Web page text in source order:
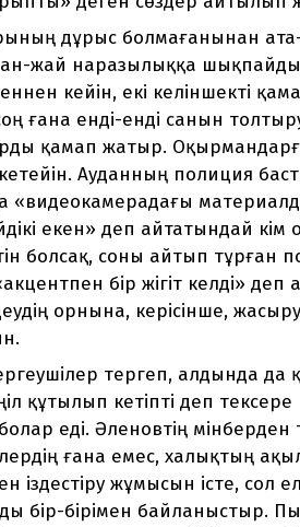
дұрыс болмағанынан
жай наразылыққа
кейін, екі келіншекті
ғана енді-енді санын
қамап жатыр. Оқырмандарға
Ауданның полиция
екен» деп айтатындай кім
болсақ, соны айтып тұрған
бір жігіт келді»
орнына, керісінше,
тергеп, алдында да
құтылып кетіпті деп тексере
еді. Әленовтің
ғана емес, халықтың
жұмысын істе, сол
бір-бірімен байланыстыр.